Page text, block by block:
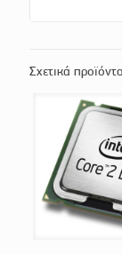
Σχετικά προϊόντα